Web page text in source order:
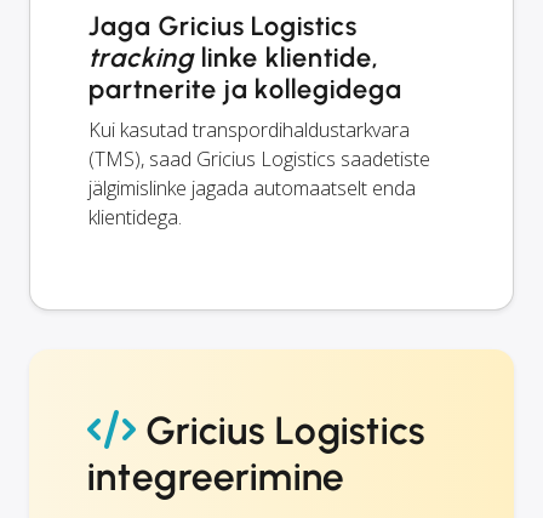
Jaga Gricius Logistics
trackinglinke klientide,
partnerite ja kollegidega
Kui kasutad transpordihaldustarkvara
(TMS), saad Gricius Logistics saadetiste
jälgimislinke jagada automaatselt enda
klientidega.
Gricius Logistics
integreerimine